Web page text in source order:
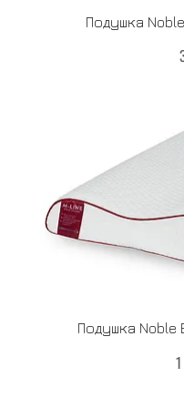
Подушка
Подушка Noble